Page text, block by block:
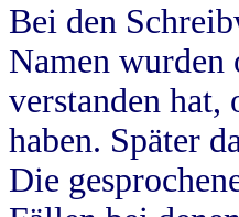
Bei den
Namen wurden
verstanden hat,
haben. Später
Die